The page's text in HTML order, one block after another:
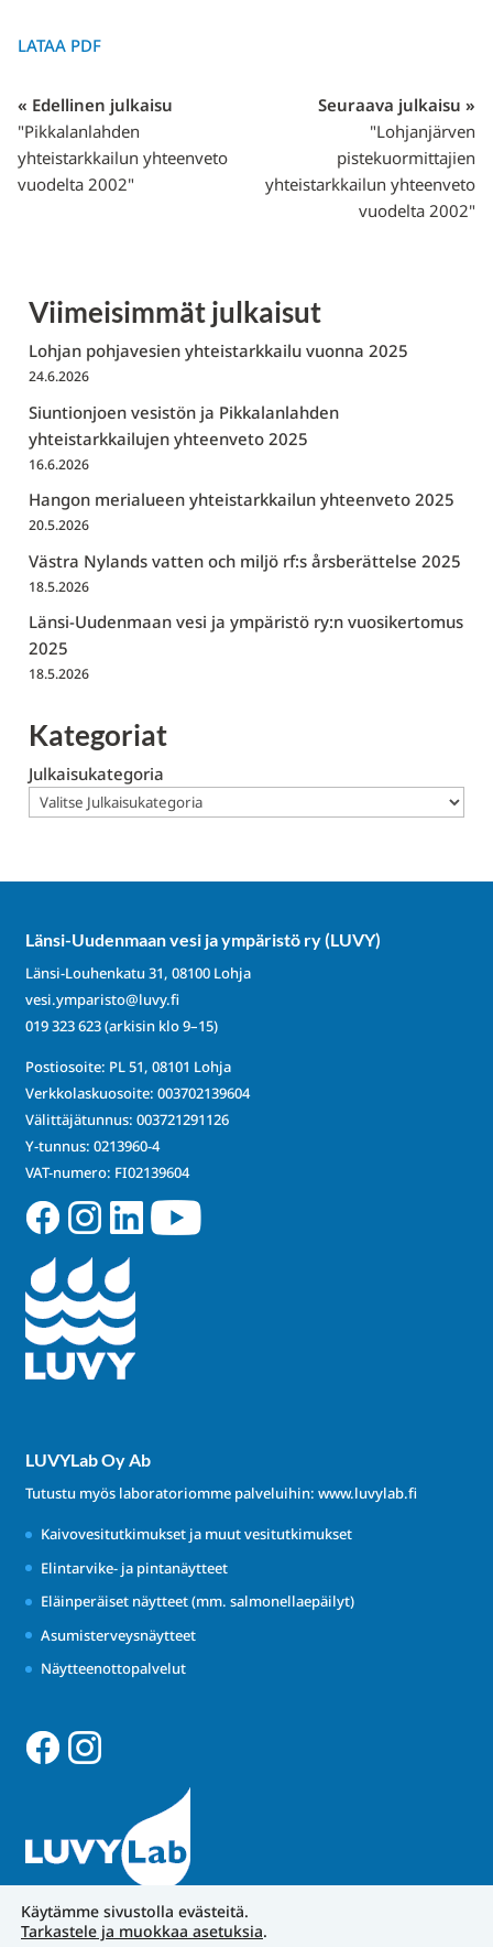
LATAA PDF
« Edellinen julkaisu
"Pikkalanlahden
yhteistarkkailun yhteenveto
vuodelta 2002"
Seuraava julkaisu »
"Lohjanjärven
pistekuormittajien
yhteistarkkailun yhteenveto
vuodelta 2002"
Viimeisimmät julkaisut
Lohjan pohjavesien yhteistarkkailu vuonna 2025
24.6.2026
Siuntionjoen vesistön ja Pikkalanlahden
yhteistarkkailujen yhteenveto 2025
16.6.2026
Hangon merialueen yhteistarkkailun yhteenveto 2025
20.5.2026
Västra Nylands vatten och miljö rf:s årsberättelse 2025
18.5.2026
Länsi-Uudenmaan vesi ja ympäristö ry:n vuosikertomus
2025
18.5.2026
Kategoriat
Julkaisukategoria
Länsi-Uudenmaan vesi ja ympäristö ry (LUVY)
Länsi-Louhenkatu 31, 08100 Lohja
vesi.ymparisto@luvy.fi
019 323 623(arkisin klo 9–15)
Postiosoite: PL 51, 08101 Lohja
Verkkolaskuosoite: 003702139604
Välittäjätunnus: 003721291126
Y-tunnus: 0213960-4
VAT-numero: FI02139604
LUVYLab Oy Ab
Tutustu myös laboratoriomme palveluihin: www.luvylab.fi
Kaivovesitutkimukset ja muut vesitutkimukset
Elintarvike- ja pintanäytteet
Eläinperäiset näytteet (mm. salmonellaepäilyt)
Asumisterveysnäytteet
Näytteenottopalvelut
Käytämme sivustolla evästeitä.
Tarkastele ja muokkaa asetuksia.